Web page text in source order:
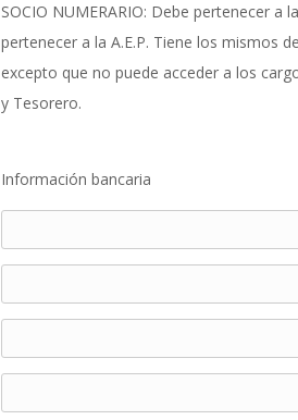
SOCIO NUMERARIO: Debe pertenecer a
pertenecer a la A.E.P. Tiene los mismos
excepto que no puede acceder a los
y Tesorero.
Información bancaria